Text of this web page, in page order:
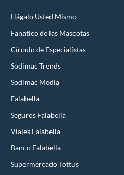
Hágalo Usted Mismo
Fanatico de las Mascotas
Círculo de Especialístas
Sodimac Trends
Sodimac Media
Falabella
Seguros Falabella
Viajes Falabella
Banco Falabella
Supermercado Tottus